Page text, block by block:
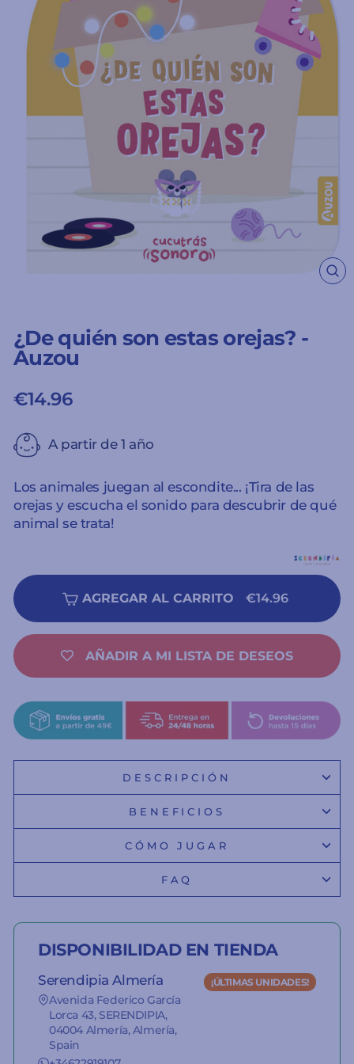
¿De quién son estas orejas? -
Auzou
€14.96
A partir de 1 año
Los animales juegan al escondite... ¡Tira de las
orejas y escucha el sonido para descubrir de qué
animal se trata!
AGREGAR AL CARRITO €14.96
AÑADIR A MI LISTA DE DESEOS
DESCRIPCIÓN
BENEFICIOS
CÓMO JUGAR
FAQ
DISPONIBILIDAD EN TIENDA
Serendipia Almería
Avenida Federico García
Lorca 43, SERENDIPIA,
04004 Almería, Almería,
Spain
¡ÚLTIMAS UNIDADES!